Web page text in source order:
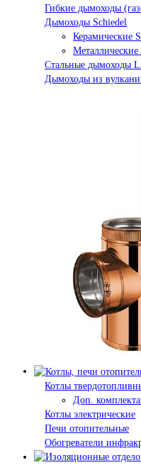
Гибкие дымоходы
Дымоходы Schiedel
Керамические
Стальные дымоходы
Дымоходы из
Котлы
Доп.
Котлы электрические
Печи отопительные
Обогреватели